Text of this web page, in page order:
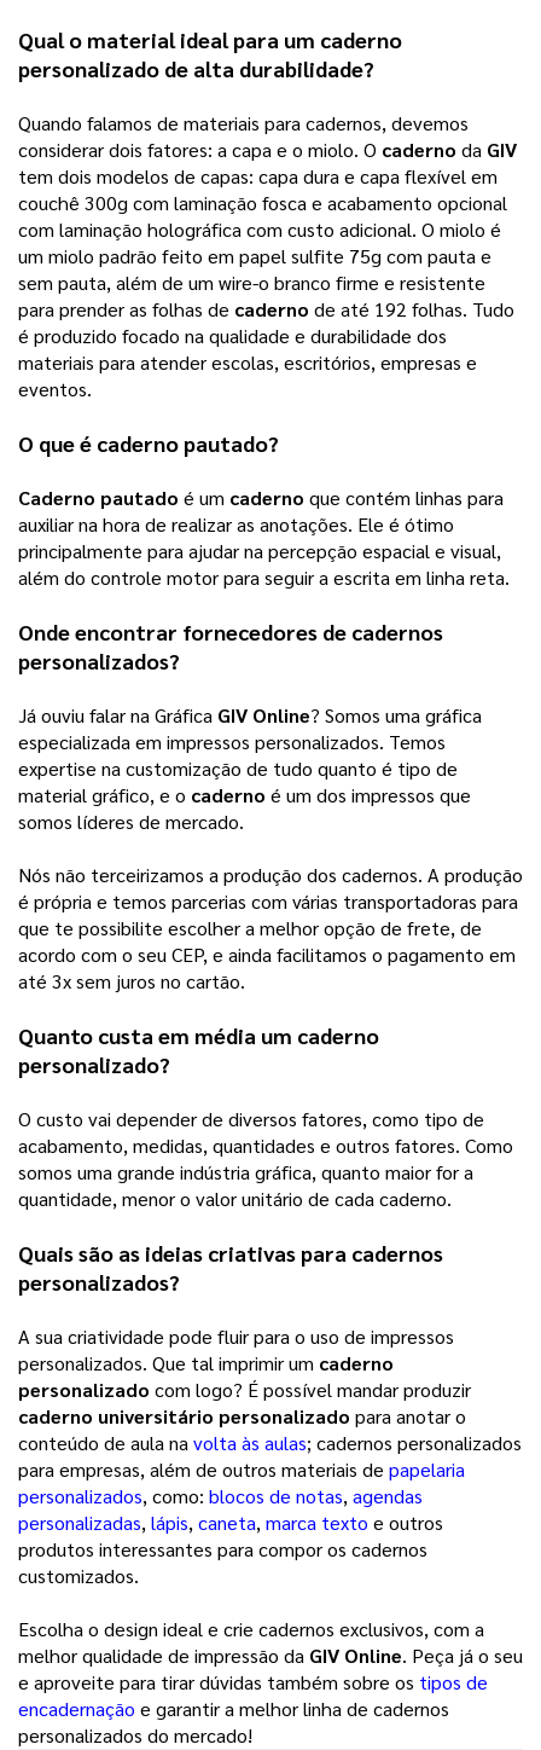
Qual o material ideal para um caderno
personalizado de alta durabilidade?
Quando falamos de materiais para cadernos, devemos
considerar dois fatores: a capa e o miolo. O caderno da GIV
tem dois modelos de capas: capa dura e capa flexível em
couchê 300g com laminação fosca e acabamento opcional
com laminação holográfica com custo adicional. O miolo é
um miolo padrão feito em papel sulfite 75g com pauta e
sem pauta, além de um wire-o branco firme e resistente
para prender as folhas de caderno de até 192 folhas. Tudo
é produzido focado na qualidade e durabilidade dos
materiais para atender escolas, escritórios, empresas e
eventos.
O que é caderno pautado?
Caderno pautado é um caderno que contém linhas para
auxiliar na hora de realizar as anotações. Ele é ótimo
principalmente para ajudar na percepção espacial e visual,
além do controle motor para seguir a escrita em linha reta.
Onde encontrar fornecedores de cadernos
personalizados?
Já ouviu falar na Gráfica GIV Online? Somos uma gráfica
especializada em impressos personalizados. Temos
expertise na customização de tudo quanto é tipo de
material gráfico, e o caderno é um dos impressos que
somos líderes de mercado.
Nós não terceirizamos a produção dos cadernos. A produção
é própria e temos parcerias com várias transportadoras para
que te possibilite escolher a melhor opção de frete, de
acordo com o seu CEP, e ainda facilitamos o pagamento em
até 3x sem juros no cartão.
Quanto custa em média um caderno
personalizado?
O custo vai depender de diversos fatores, como tipo de
acabamento, medidas, quantidades e outros fatores. Como
somos uma grande indústria gráfica, quanto maior for a
quantidade, menor o valor unitário de cada caderno.
Quais são as ideias criativas para cadernos
personalizados?
A sua criatividade pode fluir para o uso de impressos
personalizados. Que tal imprimir um caderno
personalizado com logo? É possível mandar produzir
caderno universitário personalizado para anotar o
conteúdo de aula navolta às aulas; cadernos personalizados
para empresas, além de outros materiais de papelaria
personalizados, como: blocos de notas,agendas
personalizadas,lápis,caneta,marca texto e outros
produtos interessantes para compor os cadernos
customizados.
Escolha o design ideal e crie cadernos exclusivos, com a
melhor qualidade de impressão da GIV Online. Peça já o seu
e aproveite para tirar dúvidas também sobre os tipos de
encadernação e garantir a melhor linha de cadernos
personalizados do mercado!